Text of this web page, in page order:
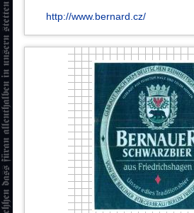
http://www.bernard.cz/